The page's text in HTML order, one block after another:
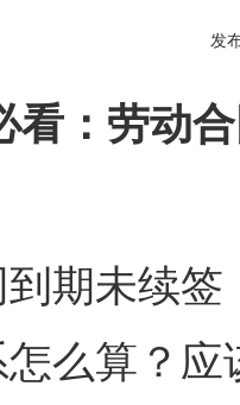
发
劳动合
未续签
么算？应